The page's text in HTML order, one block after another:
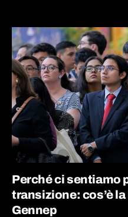
Perché ci sentiamo
transizione: cos’è
Gennep